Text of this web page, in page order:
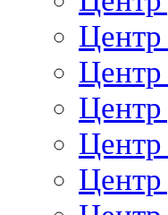
Центр
Центр
Центр
Центр
Центр